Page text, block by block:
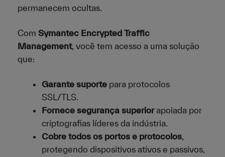
permanecem ocultas.
Com Symantec Encrypted Traffic
Management, você tem acesso a uma solução
que:
Garante suporte para protocolos
SSL/TLS.
Fornece segurança superiorapoiada por
criptografias líderes da indústria.
Cobre todos os portos e protocolos,
protegendo dispositivos ativos e passivos,